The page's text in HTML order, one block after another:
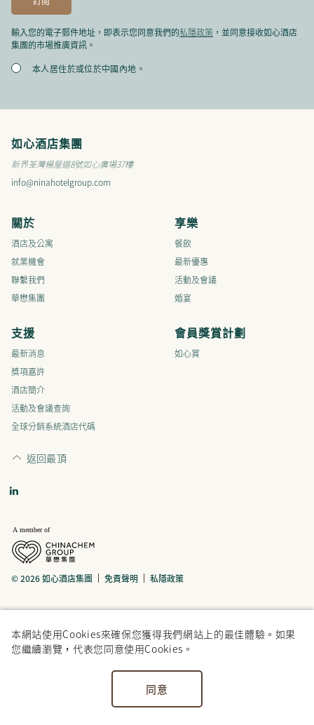
輸入您的電子郵件地址，即表示您同意我們的私隱政策 ，並同意接收如心酒店
集團的市場推廣資訊。
本人居住於或位於中國內地。
如心酒店集團
新界荃灣楊屋道8號如心廣場37樓
info@ninahotelgroup.com
關於
酒店及公寓
就業機會
聯繫我們
華懋集團
享樂
餐飲
最新優惠
活動及會議
婚宴
支援
最新消息
獎項嘉許
酒店簡介
活動及會議查詢
全球分銷系統酒店代碼
會員獎賞計劃
如心賞
返回最頂
© 2026 如心酒店集團 免責聲明 私隱政策
本網站使用Cookies來確保您獲得我們網站上的最佳體驗。如果
您繼續瀏覽，代表您同意使用Cookies。
同意